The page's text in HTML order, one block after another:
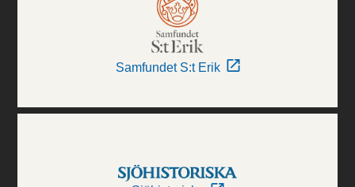
Samfundet S:t Erik